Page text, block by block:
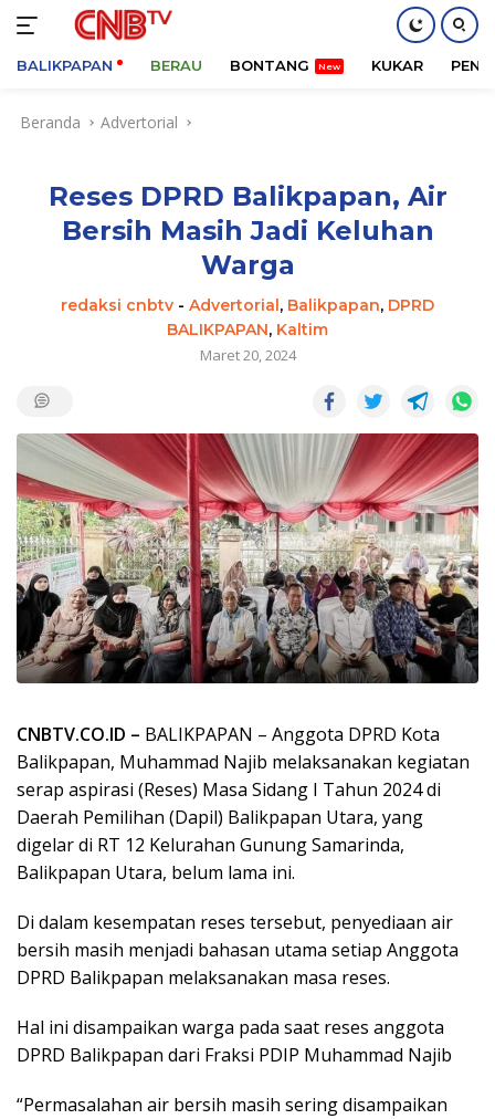
BALIKPAPAN BERAU BONTANG KUKAR
Beranda Advertorial
Reses DPRD Balikpapan, Air
Bersih Masih Jadi Keluhan
Warga
redaksi cnbtv - Advertorial, Balikpapan, DPRD
BALIKPAPAN, Kaltim
Maret 20, 2024
CNBTV.CO.ID – BALIKPAPAN – Anggota DPRD Kota
Balikpapan, Muhammad Najib melaksanakan kegiatan
serap aspirasi (Reses) Masa Sidang I Tahun 2024 di
Daerah Pemilihan (Dapil) Balikpapan Utara, yang
digelar di RT 12 Kelurahan Gunung Samarinda,
Balikpapan Utara, belum lama ini.
Di dalam kesempatan reses tersebut, penyediaan air
bersih masih menjadi bahasan utama setiap Anggota
DPRD Balikpapan melaksanakan masa reses.
Hal ini disampaikan warga pada saat reses anggota
DPRD Balikpapan dari Fraksi PDIP Muhammad Najib
“Permasalahan air bersih masih sering disampaikan